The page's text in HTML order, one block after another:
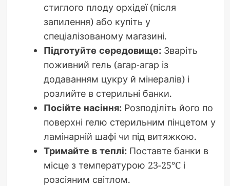
стиглого плоду орхідеї (після
запилення) або купіть у
спеціалізованому магазині.
Підготуйте середовище:Зваріть
поживний гель (агар-агар із
додаванням цукру й мінералів) і
розлийте в стерильні банки.
Посійте насіння:Розподіліть його по
поверхні гелю стерильним пінцетом у
ламінарній шафі чи під витяжкою.
Тримайте в теплі:Поставте банки в
місце з температурою 23-25°C і
розсіяним світлом.